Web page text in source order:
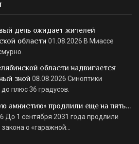
день ожидает жителей
области 01.08.2026 В Миассе
области надвигается
зной 08.08.2026 Синоптики
плюс 36 градусов.
амнистию» продлили еще на пять…
До 1 сентября 2031 года продлили
о «гаражной…